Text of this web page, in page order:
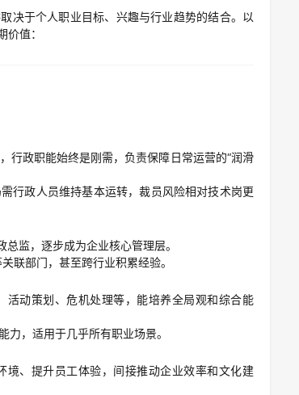
决于个人职业目标、兴趣与行业趋势的结合。以
值：
行政职能始终是刚需，负责保障日常运营的“润滑
行政人员维持基本运转，裁员风险相对技术岗更
监，逐步成为企业核心管理层。
联部门，甚至跨行业积累经验。
活动策划、危机处理等，能培养全局观和综合能
力，适用于几乎所有职业场景。
境、提升员工体验，间接推动企业效率和文化建